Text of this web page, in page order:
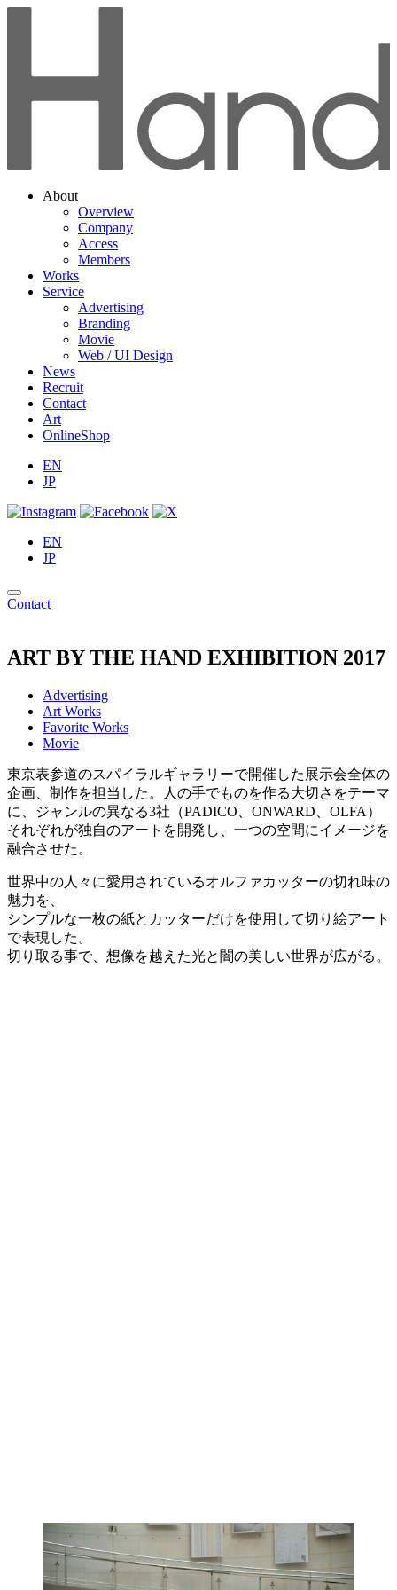
About
Overview
Company
Access
Members
Works
Service
Advertising
Branding
Movie
Web / UI Design
News
Recruit
Contact
Art
OnlineShop
EN
JP
EN
JP
Contact
ART BY THE HAND EXHIBITION 2017
Advertising
Art Works
Favorite Works
Movie
東京表参道のスパイラルギャラリーで開催した展示会全体の
企画、制作を担当した。人の手でものを作る大切さをテーマ
に、ジャンルの異なる3社（PADICO、ONWARD、OLFA）
それぞれが独自のアートを開発し、一つの空間にイメージを
融合させた。
世界中の人々に愛用されているオルファカッターの切れ味の
魅力を、
シンプルな一枚の紙とカッターだけを使用して切り絵アート
で表現した。
切り取る事で、想像を越えた光と闇の美しい世界が広がる。